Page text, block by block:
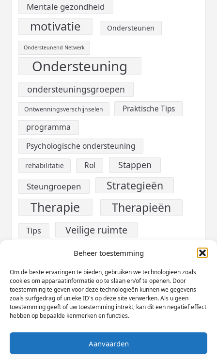
Beheer toestemming
Om de beste ervaringen te bieden, gebruiken we technologieën zoals
cookies om apparaatinformatie op te slaan en/of te openen. Door
toestemming te geven voor deze technologieën kunnen we gegevens
zoals surfgedrag of unieke ID's op deze site verwerken. Als u geen
toestemming geeft of uw toestemming intrekt, kan dit een negatief effect
hebben op bepaalde kenmerken en functies.
Aanvaarden
Mentale gezondheid
motivatie Ondersteunen
Ondersteunend Netwerk
Ondersteuning
ondersteuningsgroepen
Ontwenningsverschijnselen Praktische Tips
programma
Psychologische ondersteuning
rehabilitatie Rol Stappen
Steungroepen Strategieën
Therapie Therapieën
Tips Veilige ruimte
verslaving Voeding
Welzijn Werk
Zelfzorg